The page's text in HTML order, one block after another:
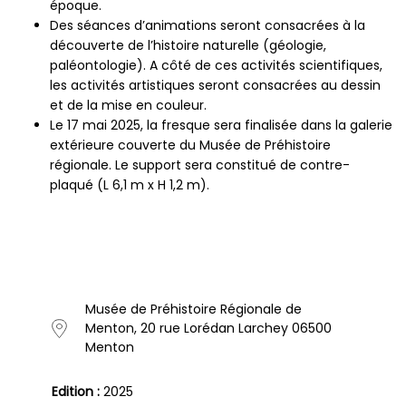
époque.
Des séances d’animations seront consacrées à la
découverte de l’histoire naturelle (géologie,
paléontologie). A côté de ces activités scientifiques,
les activités artistiques seront consacrées au dessin
et de la mise en couleur.
Le 17 mai 2025, la fresque sera finalisée dans la galerie
extérieure couverte du Musée de Préhistoire
régionale. Le support sera constitué de contre-
plaqué (L 6,1 m x H 1,2 m).
Musée de Préhistoire Régionale de
Menton, 20 rue Lorédan Larchey 06500
Menton
Edition : 2025